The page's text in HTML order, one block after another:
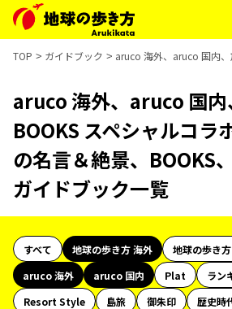
TOP ガイドブック aruco 海外、aruco 国内
aruco 海外、aruco 国内
BOOKS スペシャルコラ
の名言＆絶景、BOOKS
ガイドブック一覧
すべて 地球の歩き方 海外
地球の歩き方
aruco 海外
aruco 国内 Plat
ラン
Resort Style
島旅 御朱印 歴史時